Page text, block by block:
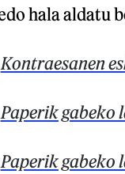
hala aldatu
Kontraesanen
Paperik gabeko
Paperik gabeko